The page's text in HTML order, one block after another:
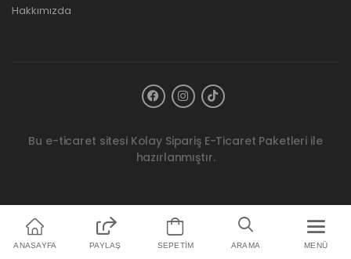
Hakkımızda
Bu e-ticaret sitesi Kolay Sipariş E-Ticaret Paketleri ile
hazırlanmıştır.
ANASAYFA PAYLAŞ SEPETIM ARAMA MENÜ